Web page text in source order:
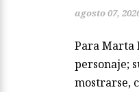
agosto 07,
Para Marta
personaje;
mostrarse,